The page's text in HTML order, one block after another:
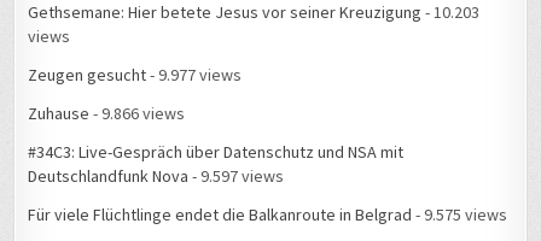
Gethsemane: Hier betete Jesus vor seiner Kreuzigung - 10.203
views
Zeugen gesucht- 9.977 views
Zuhause - 9.866 views
#34C3: Live-Gespräch über Datenschutz und NSA mit
Deutschlandfunk Nova - 9.597 views
Für viele Flüchtlinge endet die Balkanroute in Belgrad - 9.575 views